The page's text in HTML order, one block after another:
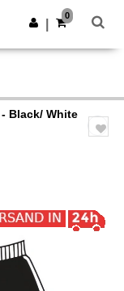
App holen
0
- Black/ White